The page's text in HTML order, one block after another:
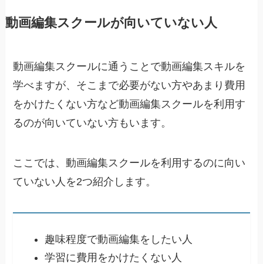
動画編集スクールが向いていない人
動画編集スクールに通うことで動画編集スキルを
学べますが、そこまで必要がない方やあまり費用
をかけたくない方など動画編集スクールを利用す
るのが向いていない方もいます。
ここでは、動画編集スクールを利用するのに向い
ていない人を2つ紹介します。
趣味程度で動画編集をしたい人
学習に費用をかけたくない人